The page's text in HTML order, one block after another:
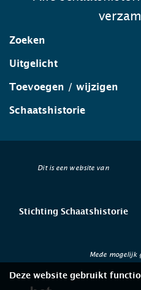
Zoeken
Uitgelicht
Toevoegen / wijzigen
Schaatshistorie
Dit is een website van
Stichting Schaatshistorie
Mede mogelijk
Deze website gebruikt